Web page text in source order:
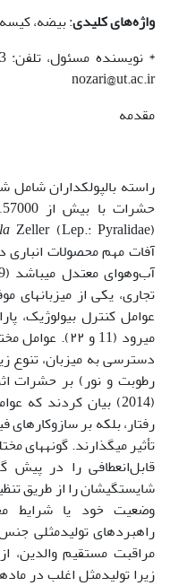
واژه‌های کلیدی: بیضه،
nozari@ut.ac.ir
مقدمه
راسته بال­پولکداران شامل
حشرات با بیش از 157000 گونه هستند (4). شب­پره آرد
آفات مهم محصولات انباری
تجاری، یکی از میزبان­های
عوامل کنترل بیولوژیک،
می­رود (11 و
دسترسی به میزبان، تنوع
رطوبت و نور) بر حشرات
(2014) بیان کردند که
رفتار، بلکه بر سازوکارهای
تأثیر می­گذارند. گونه­های
قابل‌انعطافی را در پیش
شایستگی­شان را از طریق
راهبردهای تولیدمثلی
مراقبت مستقیم والدین،
زیرا تولیدمثل اغلب در